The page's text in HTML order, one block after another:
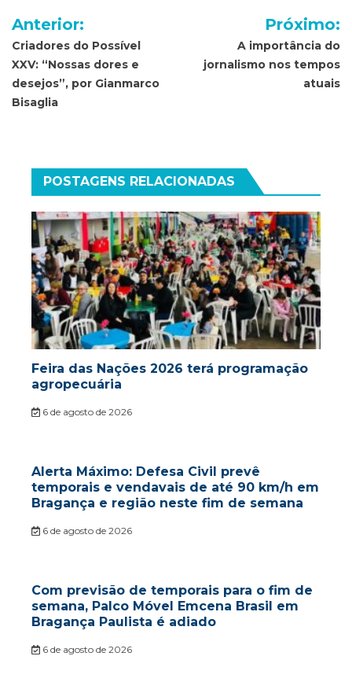
Navegação
de
Post
Anterior:
Criadores do Possível
XXV: “Nossas dores e
desejos”, por Gianmarco
Bisaglia
Próximo:
A importância do
jornalismo nos tempos
atuais
POSTAGENS RELACIONADAS
Feira das Nações 2026 terá programação
agropecuária
6 de agosto de 2026
Alerta Máximo: Defesa Civil prevê
temporais e vendavais de até 90 km/h em
Bragança e região neste fim de semana
6 de agosto de 2026
Com previsão de temporais para o fim de
semana, Palco Móvel Emcena Brasil em
Bragança Paulista é adiado
6 de agosto de 2026